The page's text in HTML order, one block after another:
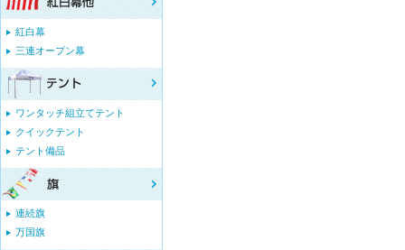
紅白幕
三連オープン幕
ワンタッチ組立てテント
クイックテント
テント備品
連続旗
万国旗